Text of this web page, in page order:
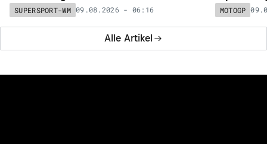
Alle Artikel
SUPERSPORT-WM 09.08.2026 - 06:16 MOTOGP